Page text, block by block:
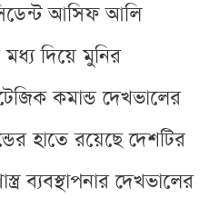
আসিফ আলি
দিয়ে মুনির
কমান্ড দেখভালের
হাতে রয়েছে দেশটির
ব্যবস্থাপনার দেখভালের